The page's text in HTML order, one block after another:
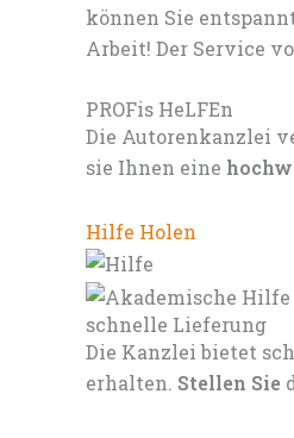
können Sie
Arbeit! Der Service
PROFis HeLFEn
Die Autorenkanzlei
sie Ihnen eine
Hilfe Holen
schnelle Lieferung
Die Kanzlei bietet
erhalten. Stellen Sie